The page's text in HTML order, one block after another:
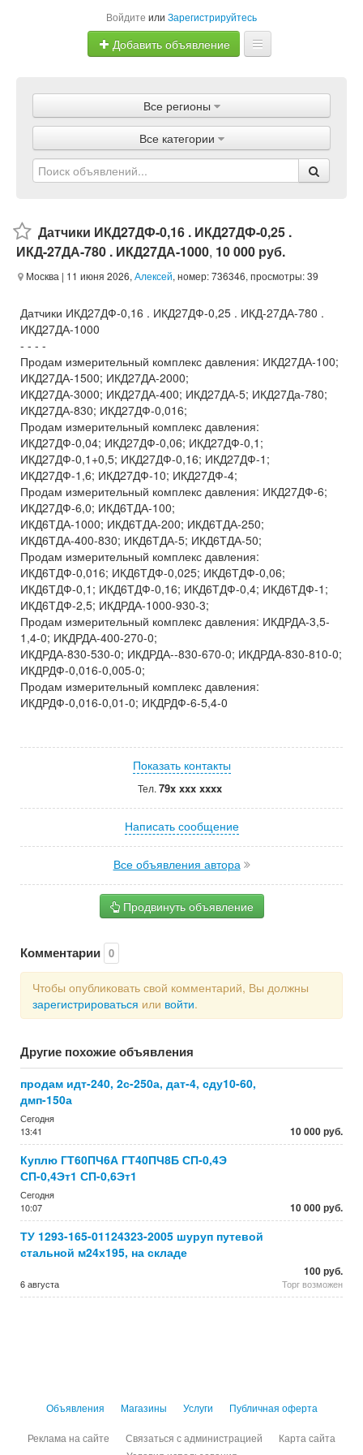
Войдите или Зарегистрируйтесь
Добавить объявление
Объявления
Магазины
Услуги
Все регионы
Все категории
Датчики ИКД27ДФ-0,16 . ИКД27ДФ-0,25 .
ИКД-27ДА-780 . ИКД27ДА-1000, 10 000 руб.
Москва | 11 июня 2026, Алексей, номер: 736346, просмотры: 39
Датчики ИКД27ДФ-0,16 . ИКД27ДФ-0,25 . ИКД-27ДА-780 .
ИКД27ДА-1000
- - - -
Продам измерительный комплекс давления: ИКД27ДА-100;
ИКД27ДА-1500; ИКД27ДА-2000;
ИКД27ДА-3000; ИКД27ДА-400; ИКД27ДА-5; ИКД27Да-780;
ИКД27ДА-830; ИКД27ДФ-0,016;
Продам измерительный комплекс давления:
ИКД27ДФ-0,04; ИКД27ДФ-0,06; ИКД27ДФ-0,1;
ИКД27ДФ-0,1+0,5; ИКД27ДФ-0,16; ИКД27ДФ-1;
ИКД27ДФ-1,6; ИКД27ДФ-10; ИКД27ДФ-4;
Продам измерительный комплекс давления: ИКД27ДФ-6;
ИКД27ДФ-6,0; ИКД6ТДА-100;
ИКД6ТДА-1000; ИКД6ТДА-200; ИКД6ТДА-250;
ИКД6ТДА-400-830; ИКД6ТДА-5; ИКД6ТДА-50;
Продам измерительный комплекс давления:
ИКД6ТДФ-0,016; ИКД6ТДФ-0,025; ИКД6ТДФ-0,06;
ИКД6ТДФ-0,1; ИКД6ТДФ-0,16; ИКД6ТДФ-0,4; ИКД6ТДФ-1;
ИКД6ТДФ-2,5; ИКДРДА-1000-930-3;
Продам измерительный комплекс давления: ИКДРДА-3,5-
1,4-0; ИКДРДА-400-270-0;
ИКДРДА-830-530-0; ИКДРДА--830-670-0; ИКДРДА-830-810-0;
ИКДРДФ-0,016-0,005-0;
Продам измерительный комплекс давления:
ИКДРДФ-0,016-0,01-0; ИКДРДФ-6-5,4-0
Показать контакты
Тел. 79x xxx xxxx
Написать сообщение
Все объявления автора
Продвинуть объявление
Комментарии 0
Чтобы опубликовать свой комментарий, Вы должны
зарегистрироваться или войти.
Другие похожие объявления
продам идт-240, 2с-250а, дат-4, сду10-60,
дмп-150а
Сегодня
13:41
10 000 руб.
Куплю ГТ60ПЧ6А ГТ40ПЧ8Б СП-0,4Э
СП-0,4Эт1 СП-0,6Эт1
Сегодня
10:07
10 000 руб.
ТУ 1293-165-01124323-2005 шуруп путевой
стальной м24х195, на складе
6 августа
100 руб.
Торг возможен
Объявления Магазины Услуги Публичная оферта
Реклама на сайте Связаться с администрацией
Карта сайта